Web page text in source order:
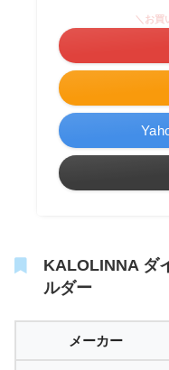
＼お買
KALOLINNA ダ
ルダー
メーカー